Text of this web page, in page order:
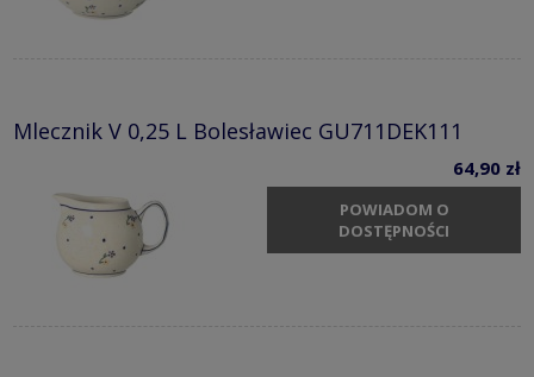
Mlecznik V 0,25 L Bolesławiec GU711DEK111
64,90 zł
POWIADOM O
DOSTĘPNOŚCI